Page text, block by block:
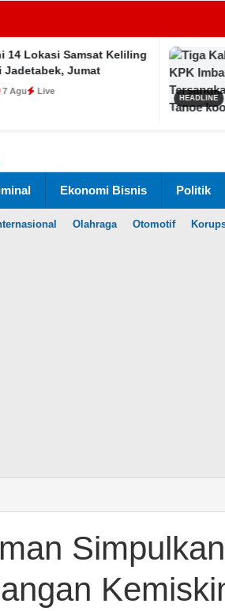
Samsat Keliling
Jumat
Ekonomi Bisnis Politik
Olahraga Otomotif